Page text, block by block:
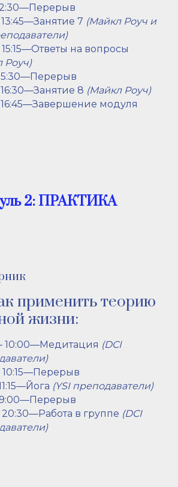
12:30—Перерыв
13:45—Занятие 7 (Майкл Роуч и
15:15—Ответы на вопросы
Роуч)
15:30—Перерыв
16:30—Занятие 8 (Майкл Роуч)
16:45—Завершение модуля
2: ПРАКТИКА
применить теорию
жизни:
10:00—Медитация (DCI
10:15—Перерыв
(YSI преподаватели)
19:00—Перерыв
20:30—Работа в группе (DCI